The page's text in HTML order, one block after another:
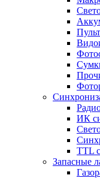
ИК
TTL
Запасные